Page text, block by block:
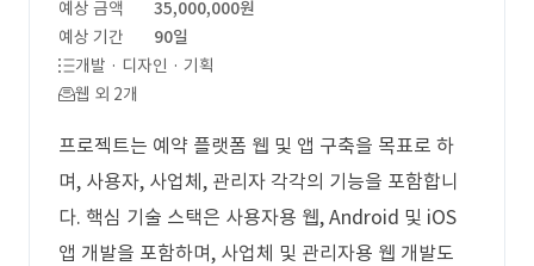
예상 금액
35,000,000원
예상 기간
90일
개발 · 디자인 · 기획
웹 외 2개
프로젝트는 예약 플랫폼 웹 및 앱 구축을 목표로 하
며, 사용자, 사업체, 관리자 각각의 기능을 포함합니
다. 핵심 기술 스택은 사용자용 웹, Android 및 iOS
앱 개발을 포함하며, 사업체 및 관리자용 웹 개발도